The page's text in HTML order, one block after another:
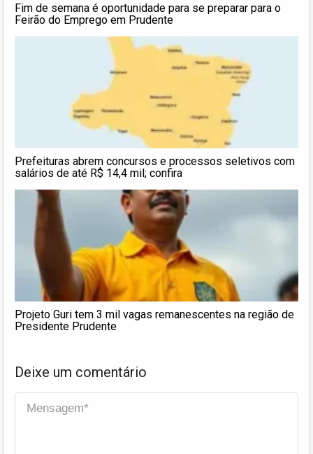
Fim de semana é oportunidade para se preparar para o
Feirão do Emprego em Prudente
Prefeituras abrem concursos e processos seletivos com
salários de até R$ 14,4 mil; confira
Projeto Guri tem 3 mil vagas remanescentes na região de
Presidente Prudente
Deixe um comentário